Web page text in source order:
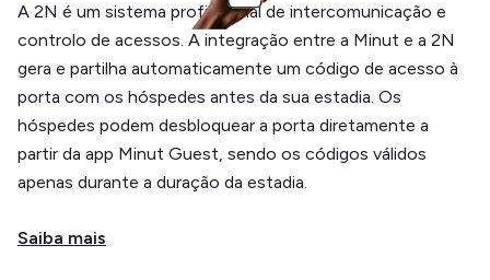
A 2N é um sistema profissional de intercomunicação e
controlo de acessos. A integração entre a Minut e a 2N
gera e partilha automaticamente um código de acesso à
porta com os hóspedes antes da sua estadia. Os
hóspedes podem desbloquear a porta diretamente a
partir da app Minut Guest, sendo os códigos válidos
apenas durante a duração da estadia.
Saiba mais